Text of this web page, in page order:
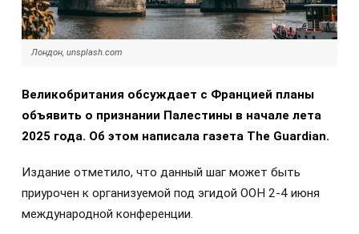
Лондон, unsplash.com
Великобритания обсуждает с Францией планы
объявить о признании Палестины в начале лета
2025 года. Об этом написала газета The Guardian.
Издание отметило, что данный шаг может быть
приурочен к организуемой под эгидой ООН 2-4 июня
международной конференции.